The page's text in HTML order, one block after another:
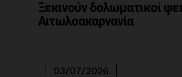
Ξεκινούν δολωματικοί
Αιτωλοακαρνανία
03/07/2026